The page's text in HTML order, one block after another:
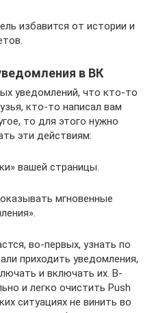
избавится от истории и
в ВК
уведомлений, что кто-то
кто-то написал вам
то для этого нужно
эти действиям:
вашей страницы.
мгновенные
во-первых, узнать по
приходить уведомления,
и включать их. В-
и легко очистить Push
ситуациях не винить во